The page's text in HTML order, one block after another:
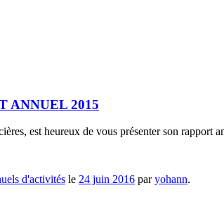
ANNUEL 2015
est heureux de vous présenter son rapport
d'activités le 24 juin 2016 paryohann.